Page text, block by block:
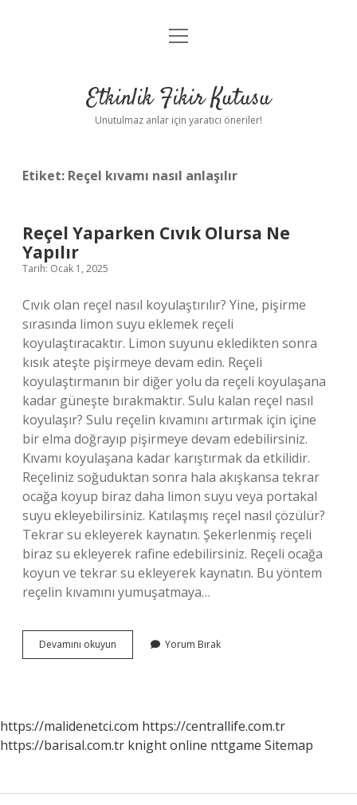
Anasayfa
Yasal Uyarı
menüyü
Etkinlik Fikir Kutusu
Unutulmaz anlar için yaratıcı öneriler!
Etiket: Reçel kıvamı nasıl anlaşılır
Reçel Yaparken Cıvık Olursa Ne
Yapılır
Tarih: Ocak 1, 2025
Cıvık olan reçel nasıl koyulaştırılır? Yine, pişirme
sırasında limon suyu eklemek reçeli
koyulaştıracaktır. Limon suyunu ekledikten sonra
kısık ateşte pişirmeye devam edin. Reçeli
koyulaştırmanın bir diğer yolu da reçeli koyulaşana
kadar güneşte bırakmaktır. Sulu kalan reçel nasıl
koyulaşır? Sulu reçelin kıvamını artırmak için içine
bir elma doğrayıp pişirmeye devam edebilirsiniz.
Kıvamı koyulaşana kadar karıştırmak da etkilidir.
Reçeliniz soğuduktan sonra hala akışkansa tekrar
ocağa koyup biraz daha limon suyu veya portakal
suyu ekleyebilirsiniz. Katılaşmış reçel nasıl çözülür?
Tekrar su ekleyerek kaynatın. Şekerlenmiş reçeli
biraz su ekleyerek rafine edebilirsiniz. Reçeli ocağa
koyun ve tekrar su ekleyerek kaynatın. Bu yöntem
reçelin kıvamını yumuşatmaya…
Devamını okuyun
Yaparken
Yorum Bırak
https://malidenetci.com https://centrallife.com.tr
https://barisal.com.tr knight online nttgame Sitemap